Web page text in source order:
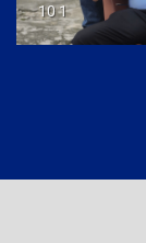
10 1